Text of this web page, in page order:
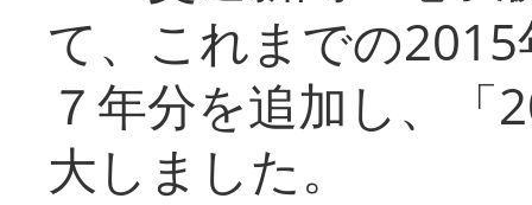
て、これまでの
７年分を追加し、「
大しまし